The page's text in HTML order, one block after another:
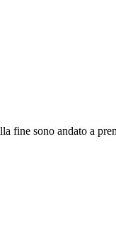
sono andato a